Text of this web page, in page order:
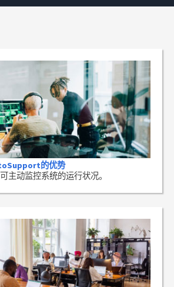
的优势
主动监控系统的运行状况。